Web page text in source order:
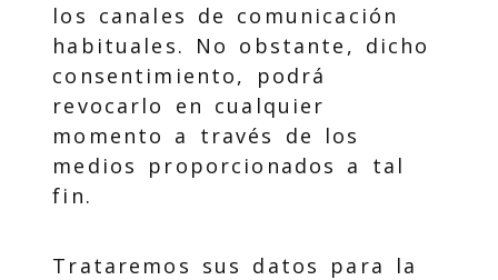
los canales de comunicación
habituales. No obstante, dicho
consentimiento, podrá
revocarlo en cualquier
momento a través de los
medios proporcionados a tal
fin.
Trataremos sus datos para la